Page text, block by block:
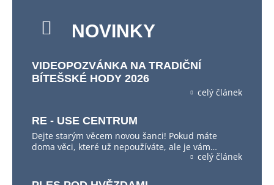
NOVINKY
VIDEOPOZVÁNKA NA TRADIČNÍ
BÍTEŠSKÉ HODY 2026
celý článek
RE - USE CENTRUM
Dejte starým věcem novou šanci! Pokud máte
doma věci, které už nepoužíváte, ale je vám…
celý článek